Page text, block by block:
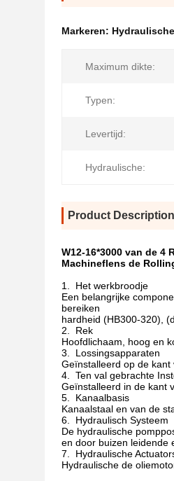
Markeren:
Maximum dikte:
Typen:
Levertijd:
Hydraulische:
Product Description
W12-16*3000 van de
Machineflens de
1. Het werkbroodje
Een belangrijke
bereiken
hardheid (HB300-320),
2. Rek
Hoofdlichaam, hoog en
3. Lossingsapparaten
Geïnstalleerd op de kant
4. Ten val gebrachte
Geïnstalleerd in de kant
5. Kanaalbasis
Kanaalstaal en van de
6. Hydraulisch Systeem
De hydraulische
en door buizen leidende
7. Hydraulische
Hydraulische de